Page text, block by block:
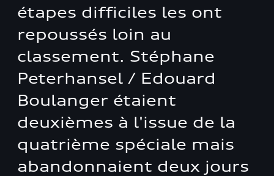
étapes difficiles les ont
repoussés loin au
classement. Stéphane
Peterhansel / Edouard
Boulanger étaient
deuxièmes à l'issue de la
quatrième spéciale mais
abandonnaient deux jours